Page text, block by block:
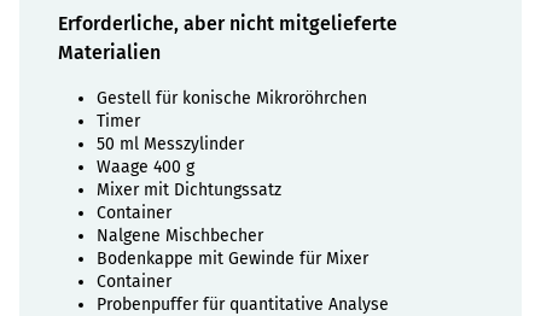
Erforderliche, aber nicht mitgelieferte
Materialien
Gestell für konische Mikroröhrchen
Timer
50 ml Messzylinder
Waage 400 g
Mixer mit Dichtungssatz
Container
Nalgene Mischbecher
Bodenkappe mit Gewinde für Mixer
Container
Probenpuffer für quantitative Analyse